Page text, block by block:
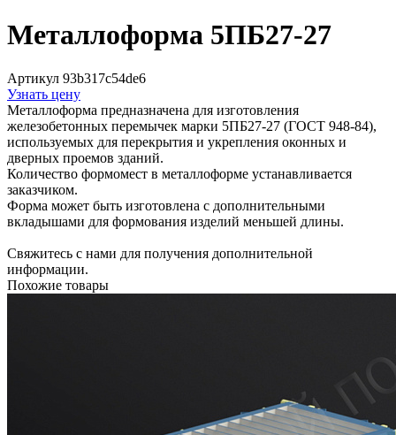
Металлоформа 5ПБ27-27
Артикул 93b317c54de6
Узнать цену
Металлоформа предназначена для изготовления
железобетонных перемычек марки 5ПБ27-27 (ГОСТ 948-84),
используемых для перекрытия и укрепления оконных и
дверных проемов зданий.
Количество формомест в металлоформе устанавливается
заказчиком.
Форма может быть изготовлена с дополнительными
вкладышами для формования изделий меньшей длины.
Свяжитесь с нами для получения дополнительной
информации.
Похожие товары